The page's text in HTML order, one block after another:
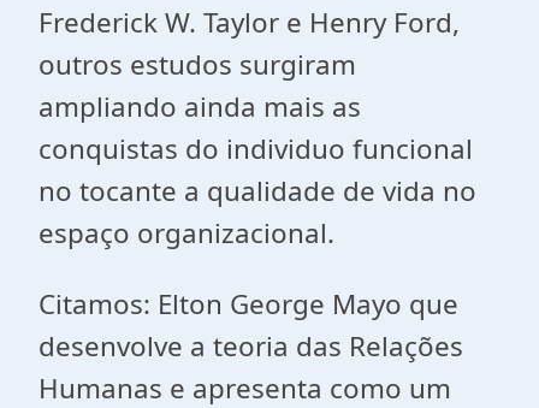
Frederick W. Taylor e Henry Ford,
outros estudos surgiram
ampliando ainda mais as
conquistas do individuo funcional
no tocante a qualidade de vida no
espaço organizacional.
Citamos: Elton George Mayo que
desenvolve a teoria das Relações
Humanas e apresenta como um